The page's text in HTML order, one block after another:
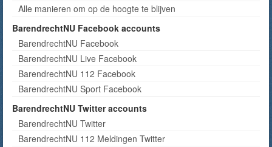
Alle manieren om op de hoogte te blijven
BarendrechtNU Facebook accounts
BarendrechtNU Facebook
BarendrechtNU Live Facebook
BarendrechtNU 112 Facebook
BarendrechtNU Sport Facebook
BarendrechtNU Twitter accounts
BarendrechtNU Twitter
BarendrechtNU 112 Meldingen Twitter